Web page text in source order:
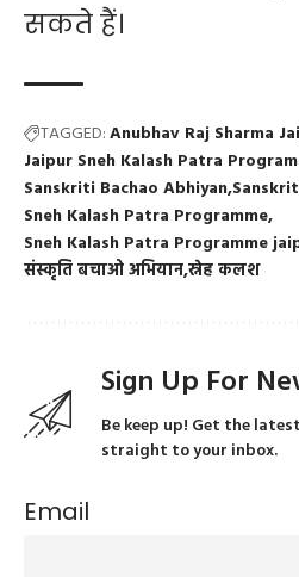
सकते हैं।
TAGGED:Anubhav Raj Sharma
Jaipur Sneh Kalash Patra
Sanskriti Bachao Abhiyan
Sneh Kalash Patra Programme
Sneh Kalash Patra Programme
संस्कृति बचाओ अभियानस्नेह कलश
Sign Up For
Be keep up! Get the
straight to your inbox.
Email